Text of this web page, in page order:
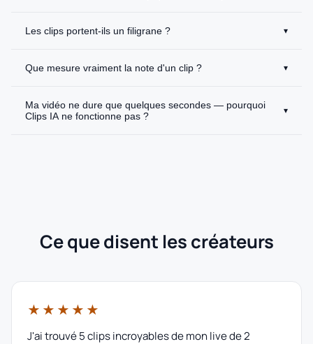
Les clips portent-ils un filigrane ? ▾
Que mesure vraiment la note d'un clip ? ▾
Ma vidéo ne dure que quelques secondes — pourquoi
Clips IA ne fonctionne pas ?
▾
Ce que disent les créateurs
★★★★★
J'ai trouvé 5 clips incroyables de mon live de 2